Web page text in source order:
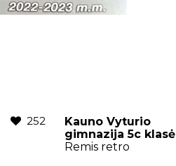
252
Kauno Vyturio
gimnazija 5c klasė
Remis retro